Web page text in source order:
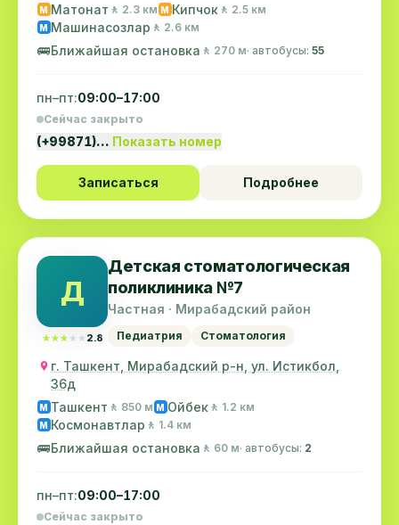
M Матонат 🚶 2.3 км M Кипчок 🚶 2.5 км
M Машинасозлар 🚶 2.6 км
🚌Ближайшая остановка 🚶 270 м· автобусы: 55
пн–пт:09:00–17:00
Сейчас закрыто
(+99871)… Показать номер
Записаться Подробнее
Д
★★★★★
★★★★★ 2.8
Детская стоматологическая
поликлиника №7
Частная · Мирабадский район
Педиатрия Стоматология
г. Ташкент, Мирабадский р-н, ул. Истикбол,
36д
M Ташкент 🚶 850 м M Ойбек 🚶 1.2 км
M Космонавтлар 🚶 1.4 км
🚌Ближайшая остановка 🚶 60 м· автобусы: 2
пн–пт:09:00–17:00
Сейчас закрыто